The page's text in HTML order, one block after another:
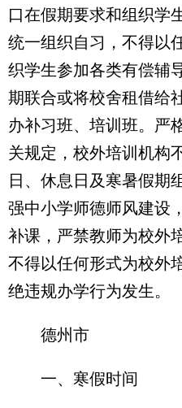
口在假期要求和组织学
统一组织自习，不得以
织学生参加各类有偿辅
期联合或将校舍租借给
办补习班、培训班。严
关规定，校外培训机构
日、休息日及寒暑假期
强中小学师德师风建设
补课，严禁教师为校外
不得以任何形式为校外
绝违规办学行为发生。
德州市
一、寒假时间